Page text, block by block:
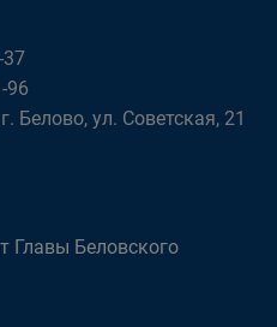
96
Белово, ул. Советская, 21
Главы Беловского